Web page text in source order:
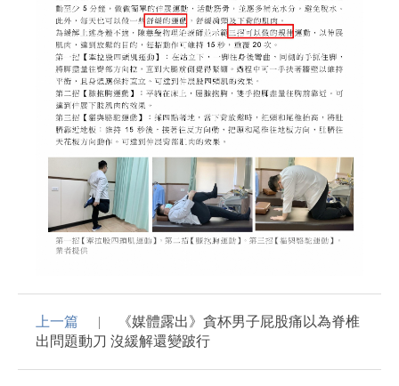
上一篇
《媒體露出》貪杯男子屁股痛以為脊椎
出問題動刀 沒緩解還變跛行